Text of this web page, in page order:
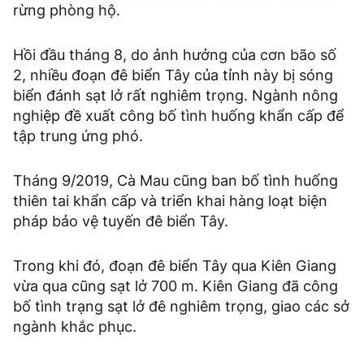
rừng phòng hộ.
Hồi đầu tháng 8, do ảnh hưởng của cơn bão số
2, nhiều đoạn đê biển Tây của tỉnh này bị sóng
biển đánh sạt lở rất nghiêm trọng. Ngành nông
nghiệp đề xuất công bố tình huống khẩn cấp để
tập trung ứng phó.
Tháng 9/2019, Cà Mau cũng ban bố tình huống
thiên tai khẩn cấp và triển khai hàng loạt biện
pháp bảo vệ tuyến đê biển Tây.
Trong khi đó, đoạn đê biển Tây qua Kiên Giang
vừa qua cũng sạt lở 700 m. Kiên Giang đã công
bố tình trạng sạt lở đê nghiêm trọng, giao các sở
ngành khắc phục.